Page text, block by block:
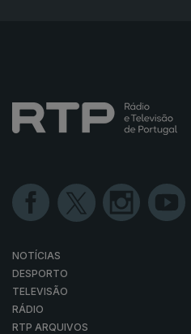
NOTÍCIAS
DESPORTO
TELEVISÃO
RÁDIO
RTP ARQUIVOS